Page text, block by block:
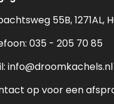
ethanol haarden
Sfeerhaarden
Open haard
55B, 1271AL,
035 - 205 70 85
info@droomkachels.nl
op voor een